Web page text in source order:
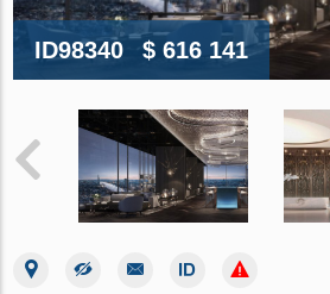
ID98340 $ 616 141